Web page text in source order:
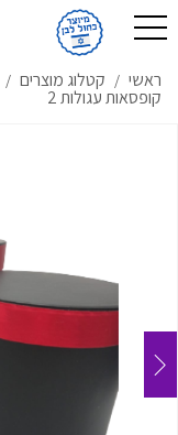
ראשי / קטלוג מוצרים /
קופסאות עגולות 2